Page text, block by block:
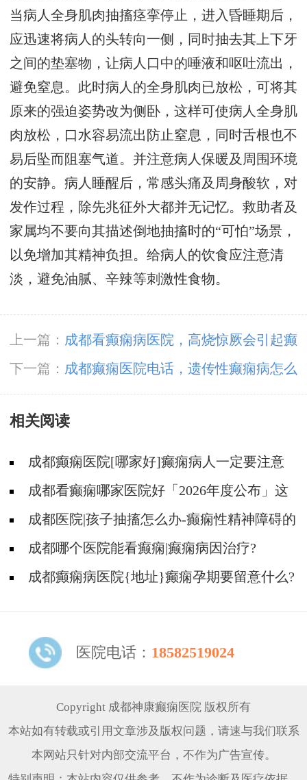
当病人全身肌肉抽搐痉挛停止，进入昏睡期后，
应迅速将病人的头转向一侧，同时抽去其上下牙
之间的垫塞物，让病人口中的唾液和呕吐流出，
避免窒息。此时病人的全身肌肉已放松，可将其
原来的强迫姿势改为侧卧，这样可使病人全身肌
肉放松，口水容易流出防止窒息，同时舌根也不
易后坠而阻塞气道。并注意病人保暖及周围环境
的安静。病人睡醒后，常感头痛及周身酸软，对
发作过程，除先兆征外大都并无记忆。救助者及
家属均不要向其描述倒地抽搐时的“可怕”场景，
以免增加其精神负担。给病人的饮食应注意清
淡，避免油腻、辛辣等刺激性食物。
上一篇： 成都看癫痫病医院，高烧惊厥会引起癫
痫病吗?
下一篇： 成都癫痫医院电话，遗传性癫痫病怎么
治疗好?
相关阅读
成都癫痫医院[哪家好]癫痫病人一定要注意
哪些护理问题?
成都看癫痫哪家医院好「2026年度公布」这
些常见的食物能帮助癫痫治疗!
成都医院|孩子抽搐怎么办-癫痫性精神障碍的
护理措施有哪些?
成都哪个医院能看癫痫|癫痫病因治疗?
成都癫痫病医院{地址}癫痫孕期要留意什么?
医院电话： 18582519024
Copyright 成都神康癫痫医院 版权所有
本站如有转载或引用文章涉及版权问题，请速与我们联系
本网站只针对内部交流平台，不作为广告宣传。